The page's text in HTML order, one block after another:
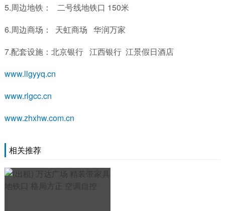
5.周边地铁： 二号线地铁口 150米
6.周边商场： 天虹商场 华润万家
7.配套设施：北京银行 江西银行 江景假日酒店
www.llgyyq.cn
www.rlgcc.cn
www.zhxhw.com.cn
相关推荐